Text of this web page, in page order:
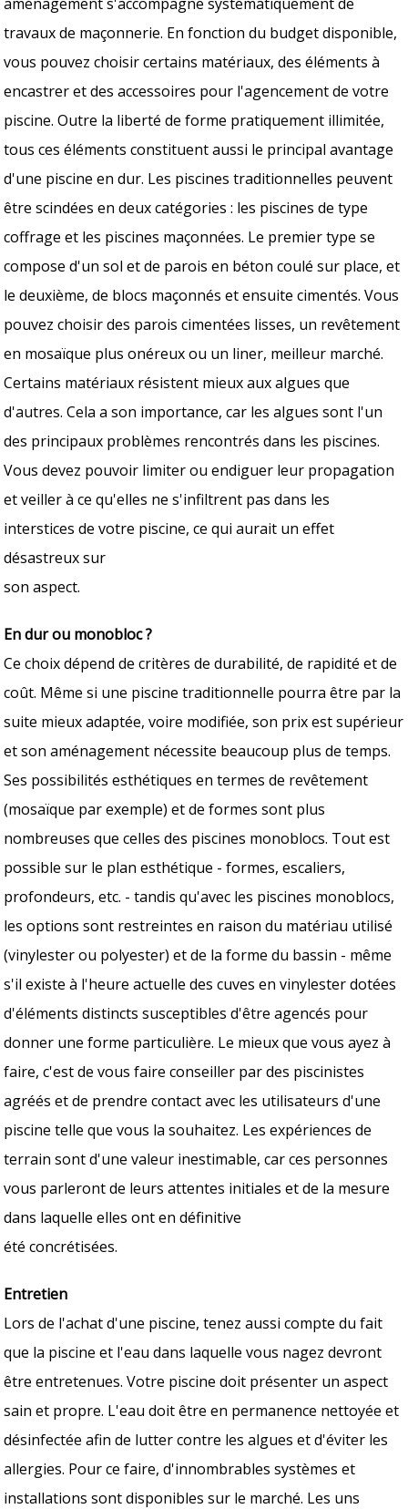
travaux de maçonnerie. En fonction du budget disponible,
vous pouvez choisir certains matériaux, des éléments à
encastrer et des accessoires pour l'agencement de votre
piscine. Outre la liberté de forme pratiquement illimitée,
tous ces éléments constituent aussi le principal avantage
d'une piscine en dur. Les piscines traditionnelles peuvent
être scindées en deux catégories : les piscines de type
coffrage et les piscines maçonnées. Le premier type se
compose d'un sol et de parois en béton coulé sur place, et
le deuxième, de blocs maçonnés et ensuite cimentés. Vous
pouvez choisir des parois cimentées lisses, un revêtement
en mosaïque plus onéreux ou un liner, meilleur marché.
Certains matériaux résistent mieux aux algues que
d'autres. Cela a son importance, car les algues sont l'un
des principaux problèmes rencontrés dans les piscines.
Vous devez pouvoir limiter ou endiguer leur propagation
et veiller à ce qu'elles ne s'infiltrent pas dans les
interstices de votre piscine, ce qui aurait un effet
désastreux sur
son aspect.
En dur ou monobloc ?
Ce choix dépend de critères de durabilité, de rapidité et de
coût. Même si une piscine traditionnelle pourra être par la
suite mieux adaptée, voire modifiée, son prix est supérieur
et son aménagement nécessite beaucoup plus de temps.
Ses possibilités esthétiques en termes de revêtement
(mosaïque par exemple) et de formes sont plus
nombreuses que celles des piscines monoblocs. Tout est
possible sur le plan esthétique - formes, escaliers,
profondeurs, etc. - tandis qu'avec les piscines monoblocs,
les options sont restreintes en raison du matériau utilisé
(vinylester ou polyester) et de la forme du bassin - même
s'il existe à l'heure actuelle des cuves en vinylester dotées
d'éléments distincts susceptibles d'être agencés pour
donner une forme particulière. Le mieux que vous ayez à
faire, c'est de vous faire conseiller par des piscinistes
agréés et de prendre contact avec les utilisateurs d'une
piscine telle que vous la souhaitez. Les expériences de
terrain sont d'une valeur inestimable, car ces personnes
vous parleront de leurs attentes initiales et de la mesure
dans laquelle elles ont en définitive
été concrétisées.
Entretien
Lors de l'achat d'une piscine, tenez aussi compte du fait
que la piscine et l'eau dans laquelle vous nagez devront
être entretenues. Votre piscine doit présenter un aspect
sain et propre. L'eau doit être en permanence nettoyée et
désinfectée afin de lutter contre les algues et d'éviter les
allergies. Pour ce faire, d'innombrables systèmes et
installations sont disponibles sur le marché. Les uns